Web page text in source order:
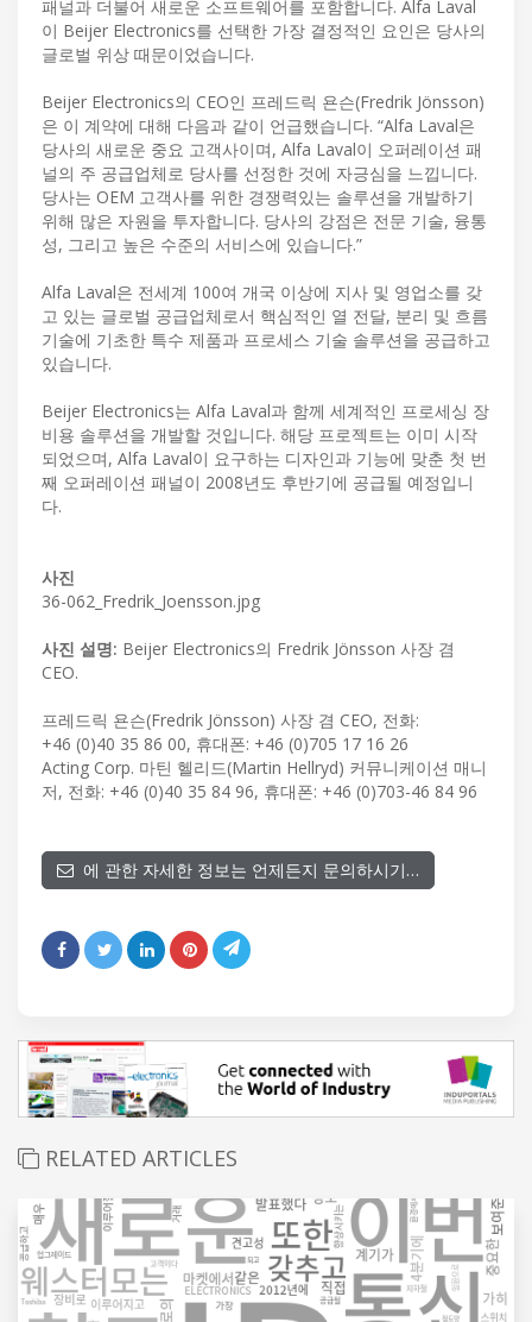
패널과 더불어 새로운 소프트웨어를 포함합니다. Alfa Laval
이 Beijer Electronics를 선택한 가장 결정적인 요인은 당사의
글로벌 위상 때문이었습니다.
Beijer Electronics의 CEO인 프레드릭 욘슨(Fredrik Jönsson)
은 이 계약에 대해 다음과 같이 언급했습니다. “Alfa Laval은
당사의 새로운 중요 고객사이며, Alfa Laval이 오퍼레이션 패
널의 주 공급업체로 당사를 선정한 것에 자긍심을 느낍니다.
당사는 OEM 고객사를 위한 경쟁력있는 솔루션을 개발하기
위해 많은 자원을 투자합니다. 당사의 강점은 전문 기술, 융통
성, 그리고 높은 수준의 서비스에 있습니다.”
Alfa Laval은 전세계 100여 개국 이상에 지사 및 영업소를 갖
고 있는 글로벌 공급업체로서 핵심적인 열 전달, 분리 및 흐름
기술에 기초한 특수 제품과 프로세스 기술 솔루션을 공급하고
있습니다.
Beijer Electronics는 Alfa Laval과 함께 세계적인 프로세싱 장
비용 솔루션을 개발할 것입니다. 해당 프로젝트는 이미 시작
되었으며, Alfa Laval이 요구하는 디자인과 기능에 맞춘 첫 번
째 오퍼레이션 패널이 2008년도 후반기에 공급될 예정입니
다.
사진
36-062_Fredrik_Joensson.jpg
사진 설명: Beijer Electronics의 Fredrik Jönsson 사장 겸
CEO.
프레드릭 욘슨(Fredrik Jönsson) 사장 겸 CEO, 전화:
+46 (0)40 35 86 00, 휴대폰: +46 (0)705 17 16 26
Acting Corp. 마틴 헬리드(Martin Hellryd) 커뮤니케이션 매니
저, 전화: +46 (0)40 35 84 96, 휴대폰: +46 (0)703-46 84 96
에 관한 자세한 정보는 언제든지 문의하시기…
RELATED ARTICLES